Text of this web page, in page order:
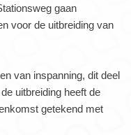
gaan
voor de uitbreiding van
van inspanning, dit deel
uitbreiding heeft de
getekend met